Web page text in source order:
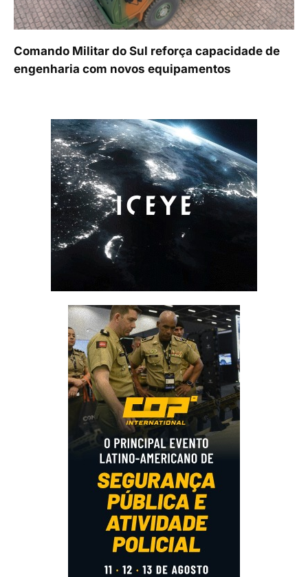
Comando Militar do Sul reforça capacidade de
engenharia com novos equipamentos